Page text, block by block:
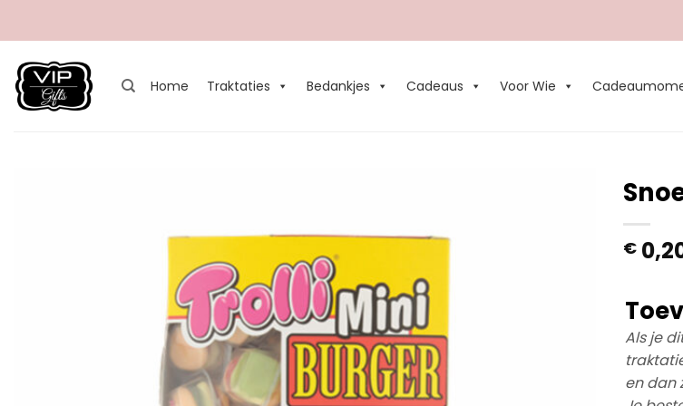
Home Traktaties Bedankjes Cadeaus Voor Wie
€
Als je
en dan